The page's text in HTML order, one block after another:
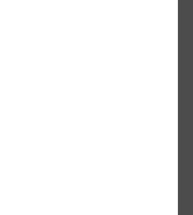
以聚酯纖維為原料製成，
分解，被丟棄的衣物是環
眾，平均每人擁有七十五
件幾乎沒在穿，閒置率高